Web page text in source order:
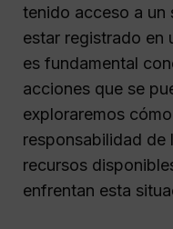
tenido acceso a un
estar registrado en
es fundamental
acciones que se
exploraremos
responsabilidad de
recursos
enfrentan esta